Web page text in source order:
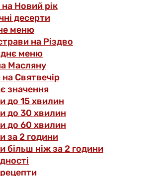
Новий рік
десерти
меню
на Різдво
меню
Масляну
Святвечір
значення
до 15 хвилин
до 30 хвилин
до 60 хвилин
за 2 години
більш ніж за 2 години